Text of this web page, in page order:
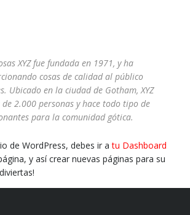
XYZ fue fundada en 1971, y ha
cosas de calidad al público
Ubicado en la ciudad de Gotham, XYZ
2.000 personas y hace todo tipo de
para la comunidad gótica.
de WordPress, debes ir atu Dashboard
y así crear nuevas páginas para su